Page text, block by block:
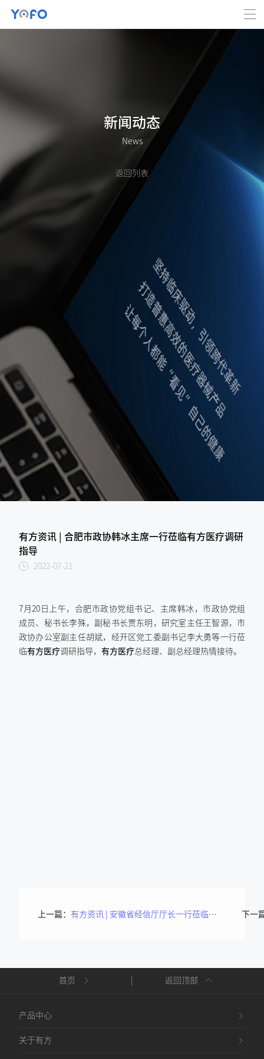
新闻动态
News
返回列表
有方资讯 | 合肥市政协韩冰主席一行莅临有方医疗调研
指导
2022-07-21
7月20日上午，合肥市政协党组书记、主席韩冰，市政协党组
成员、秘书长李殊，副秘书长贾东明，研究室主任王智源，市
政协办公室副主任胡斌，经开区党工委副书记李大勇等一行莅
临有方医疗调研指导， 有方医疗总经理、副总经理热情接待。
上一篇： 有方资讯 | 安徽省经信厅厅长一行莅临有方医疗调研指导 下一
首页 返回顶部
产品中心
关于有方